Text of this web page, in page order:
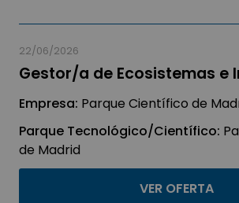
22/06/2026
Gestor/a de Ecosistemas e
Empresa: Parque Científico de
Parque Tecnológico/Científico:
de Madrid
VER OFERTA